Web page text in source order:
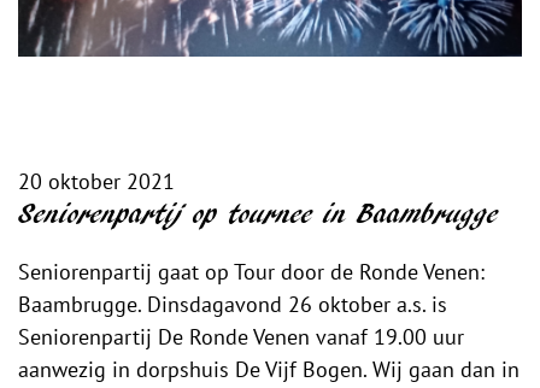
20 oktober 2021
Seniorenpartij op tournee in Baambrugge
Seniorenpartij gaat op Tour door de Ronde Venen:
Baambrugge. Dinsdagavond 26 oktober a.s. is
Seniorenpartij De Ronde Venen vanaf 19.00 uur
aanwezig in dorpshuis De Vijf Bogen. Wij gaan dan in